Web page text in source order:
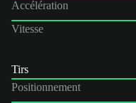
Accélération
Vitesse
Tirs
Positionnement